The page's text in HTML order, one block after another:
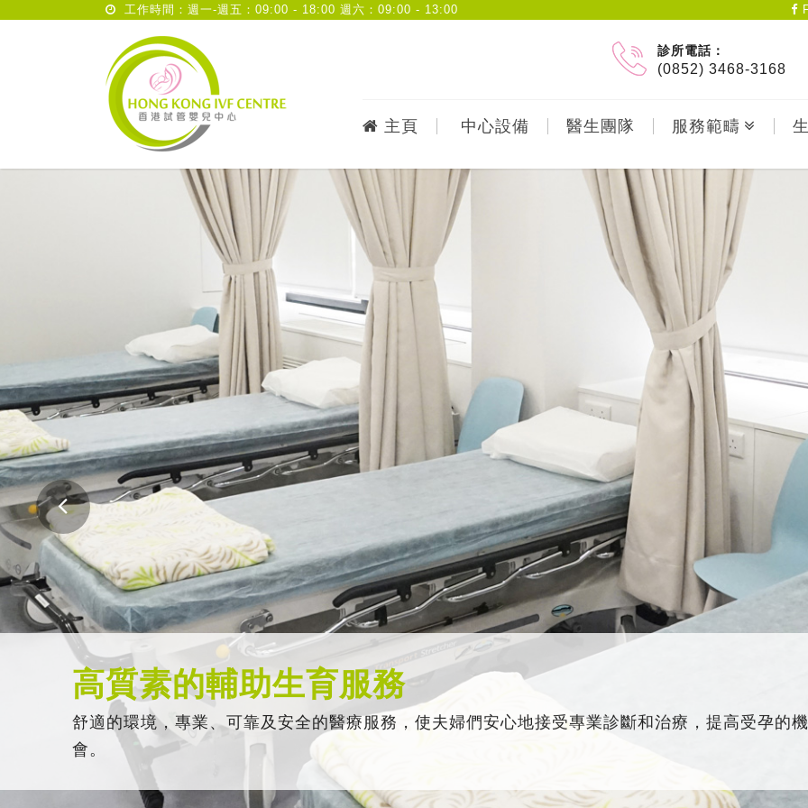
工作時間：週一-週五：09:00 - 18:00 週六：09:00 - 13:00
診所電話：
(0852) 3468-3168
主頁 中心設備 醫生團隊 服務範疇
高質素的輔助生育服務
舒適的環境，專業、可靠及安全的醫療服務，使夫婦們安心地接受專業診斷和治療，提高受孕的機
會。